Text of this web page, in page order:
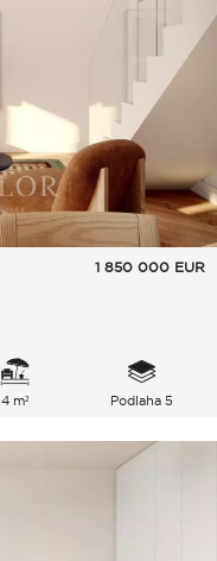
1 850 000 EUR
4 m² Podlaha 5